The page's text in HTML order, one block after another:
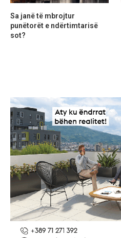
Sa janë të mbrojtur
punëtorët e ndërtimtarisë
sot?